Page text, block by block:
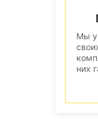
Мы
них